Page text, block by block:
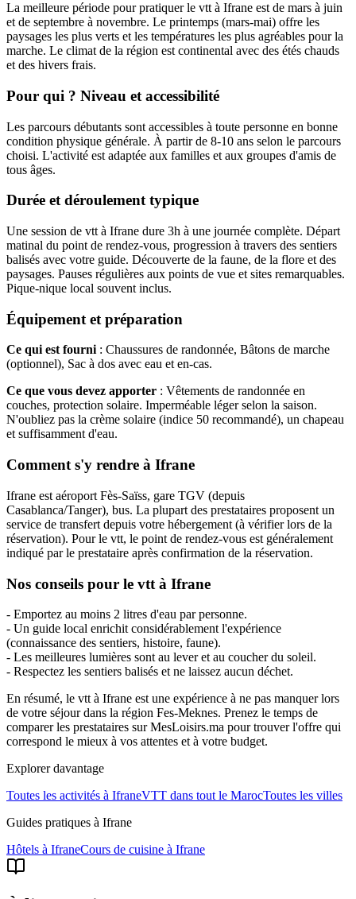
La meilleure période pour pratiquer le vtt à Ifrane est de mars à juin
et de septembre à novembre. Le printemps (mars-mai) offre les
paysages les plus verts et les températures les plus agréables pour la
marche. Le climat de la région est continental avec des étés chauds
et des hivers frais.
Pour qui ? Niveau et accessibilité
Les parcours débutants sont accessibles à toute personne en bonne
condition physique générale. À partir de 8-10 ans selon le parcours
choisi. L'activité est adaptée aux familles et aux groupes d'amis de
tous âges.
Durée et déroulement typique
Une session de vtt à Ifrane dure 3h à une journée complète. Départ
matinal du point de rendez-vous, progression à travers des sentiers
balisés avec votre guide. Découverte de la faune, de la flore et des
paysages. Pauses régulières aux points de vue et sites remarquables.
Pique-nique local souvent inclus.
Équipement et préparation
Ce qui est fourni: Chaussures de randonnée, Bâtons de marche
(optionnel), Sac à dos avec eau et en-cas.
Ce que vous devez apporter : Vêtements de randonnée en
couches, protection solaire. Imperméable léger selon la saison.
N'oubliez pas la crème solaire (indice 50 recommandé), un chapeau
et suffisamment d'eau.
Comment s'y rendre à Ifrane
Ifrane est aéroport Fès-Saïss, gare TGV (depuis
Casablanca/Tanger), bus. La plupart des prestataires proposent un
service de transfert depuis votre hébergement (à vérifier lors de la
réservation). Pour le vtt, le point de rendez-vous est généralement
indiqué par le prestataire après confirmation de la réservation.
Nos conseils pour le vtt à Ifrane
- Emportez au moins 2 litres d'eau par personne.
- Un guide local enrichit considérablement l'expérience
(connaissance des sentiers, histoire, faune).
- Les meilleures lumières sont au lever et au coucher du soleil.
- Respectez les sentiers balisés et ne laissez aucun déchet.
En résumé, le vtt à Ifrane est une expérience à ne pas manquer lors
de votre séjour dans la région Fes-Meknes. Prenez le temps de
comparer les prestataires sur MesLoisirs.ma pour trouver l'offre qui
correspond le mieux à vos attentes et à votre budget.
Explorer davantage
Toutes les activités à IfraneVTT dans tout le MarocToutes les villes
Guides pratiques à Ifrane
Hôtels à IfraneCours de cuisine à Ifrane